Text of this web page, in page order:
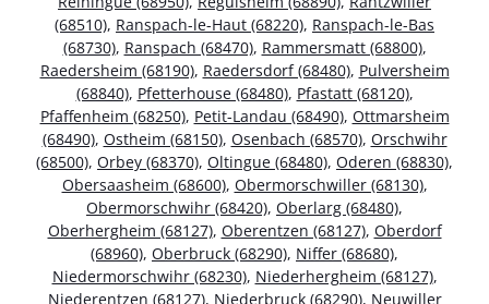
(68510), Ranspach-le-Haut (68220), Ranspach-le-Bas
(68730), Ranspach (68470), Rammersmatt (68800),
Raedersheim (68190), Raedersdorf (68480), Pulversheim
(68840), Pfetterhouse (68480), Pfastatt (68120),
Pfaffenheim (68250), Petit-Landau (68490), Ottmarsheim
(68490), Ostheim (68150), Osenbach (68570), Orschwihr
(68500), Orbey (68370), Oltingue (68480), Oderen (68830),
Obersaasheim (68600), Obermorschwiller (68130),
Obermorschwihr (68420), Oberlarg (68480),
Oberhergheim (68127), Oberentzen (68127), Oberdorf
(68960), Oberbruck (68290), Niffer (68680),
Niedermorschwihr (68230), Niederhergheim (68127),
Niederentzen (68127), Niederbruck (68290), Neuwiller